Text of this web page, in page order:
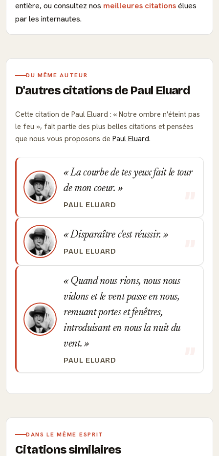
entière, ou consultez nos meilleures citationsélues
par les internautes.
DU MÊME AUTEUR
D'autres citations de Paul Eluard
Cette citation de Paul Eluard :
Notre ombre n'éteint pas
le feu
, fait partie des plus belles citations et pensées
que nous vous proposons de Paul Eluard.
La courbe de tes yeux fait le tour
de mon coeur.
PAUL ELUARD
Disparaître c'est réussir.
PAUL ELUARD
Quand nous rions, nous nous
vidons et le vent passe en nous,
remuant portes et fenêtres,
introduisant en nous la nuit du
vent.
PAUL ELUARD
DANS LE MÊME ESPRIT
Citations similaires